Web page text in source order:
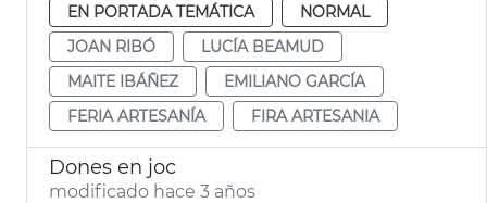
EN PORTADA TEMÁTICA
NORMAL
JOAN RIBÓ
LUCÍA BEAMUD
MAITE IBÁÑEZ
EMILIANO GARCÍA
FERIA ARTESANÍA
FIRA ARTESANIA
Dones en joc
modificado hace 3 años